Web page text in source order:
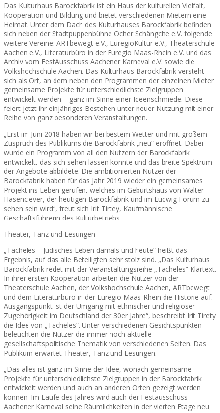
Das Kulturhaus Barockfabrik ist ein Haus der kulturellen Vielfalt,
Kooperation und Bildung und bietet verschiedenen Mietern eine
Heimat. Unter dem Dach des Kulturhauses Barockfabrik befinden
sich neben der Stadtpuppenbühne Öcher Schängche e.V. folgende
weitere Vereine: ARTbewegt e.V., EuregioKultur e.V., Theaterschule
Aachen e.V., Literaturbüro in der Euregio Maas-Rhein e.V. und das
Archiv vom FestAusschuss Aachener Karneval e.V. sowie die
Volkshochschule Aachen. Das Kulturhaus Barockfabrik versteht
sich als Ort, an dem neben den Programmen der einzelnen Mieter
gemeinsame Projekte für unterschiedlichste Zielgruppen
entwickelt werden – ganz im Sinne einer Ideenschmiede. Diese
feiert jetzt ihr einjähriges Bestehen unter neuer Nutzung mit einer
Reihe von ganz besonderen Veranstaltungen.
„Erst im Juni 2018 haben wir bei bestem Wetter und mit großem
Zuspruch des Publikums die Barockfabrik „neu“ eröffnet. Dabei
wurde ein Programm von all den Nutzern der Barockfabrik
entwickelt, das sich sehen lassen konnte und das breite Spektrum
der Angebote abbildete. Die ambitionierten Nutzer der
Barockfabrik haben für das Jahr 2019 wieder ein gemeinsames
Projekt ins Leben gerufen, welches im Geburtshaus von Walter
Hasenclever, der heutigen Barockfabrik und im Ludwig Forum zu
sehen sein wird“, freut sich Irit Tirtey, Kaufmännische
Geschäftsführerin des Kulturbetriebs.
Theater, Tanz und Lesungen
„Tacheles – Jüdisches Leben damals und heute“ heißt das
Ergebnis, auf das alle Beteiligten sehr stolz sind. „Das Kulturhaus
Barockfabrik redet mit der Veranstaltungsreihe „Tacheles” Klartext.
In ihrer ersten Kooperation arbeiten die Nutzer von der
Theaterschule Aachen, der Volkshochschule Aachen, ARTbewegt
und dem Literaturbüro in der Euregio Maas-Rhein die Historie auf.
Ausgangspunkt ist der Umgang mit ethnischer und religiöser
Zugehörigkeit im Deutschland der 30er Jahre“, beschreibt Irit Tirety
die Idee von „Tacheles“. Unter verschiedenen Gesichtspunkten
beleuchten die Nutzer die immer noch aktuelle
gesellschaftspolitische Thematik von verschiedenen Seiten. Das
Publikum erwartet Theater, Tanz und Lesungen.
„Das alles ist ganz im Sinne der Idee, wonach gemeinsame
Projekte für unterschiedlichste Zielgruppen in der Barockfabrik
entwickelt werden und auch an anderen Orten gezeigt werden
können. Im Laufe des Jahres wird auch der Festausschuss
Aachener Karneval seine Räumlichkeiten in der vierten Etage neu